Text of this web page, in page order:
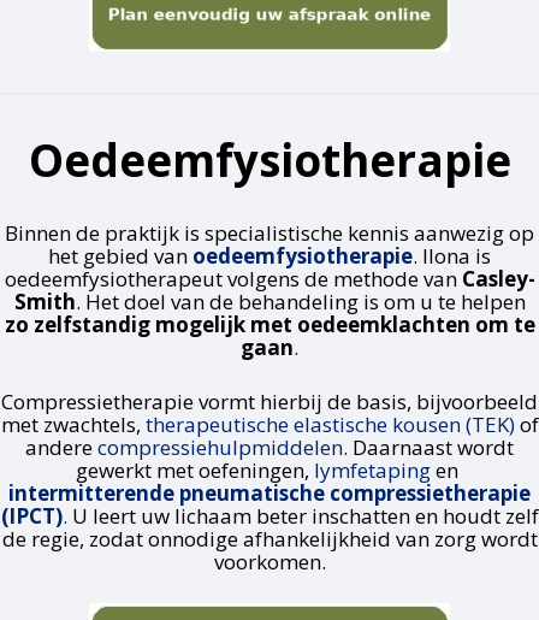
Oedeemfysiotherapie
Binnen de praktijk is specialistische kennis aanwezig op
het gebied van oedeemfysiotherapie. Ilona is
oedeemfysiotherapeut volgens de methode van Casley-
Smith. Het doel van de behandeling is om u te helpen
zo zelfstandig mogelijk met oedeemklachten om te
gaan.
Compressietherapie vormt hierbij de basis, bijvoorbeeld
met zwachtels, therapeutische elastische kousen (TEK)of
anderecompressiehulpmiddelen. Daarnaast wordt
gewerkt met oefeningen, lymfetapingen
intermitterende pneumatische compressietherapie
(IPCT). U leert uw lichaam beter inschatten en houdt zelf
de regie, zodat onnodige afhankelijkheid van zorg wordt
voorkomen.